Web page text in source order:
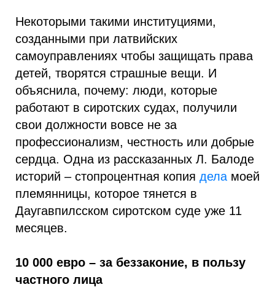
Некоторыми такими институциями,
созданными при латвийских
самоуправлениях чтобы защищать права
детей, творятся страшные вещи. И
объяснила, почему: люди, которые
работают в сиротских судах, получили
свои должности вовсе не за
профессионализм, честность или добрые
сердца. Одна из рассказанных Л. Балоде
историй – стопроцентная копия деламоей
племянницы, которое тянется в
Даугавпилсском сиротском суде уже 11
месяцев.
10 000 евро – за беззаконие, в пользу
частного лица